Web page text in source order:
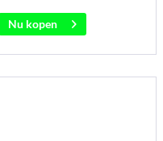
Nu kopen